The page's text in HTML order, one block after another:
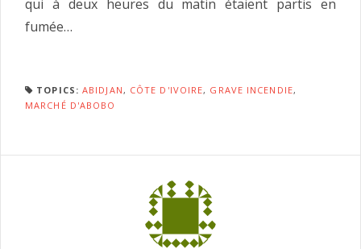
qui à deux heures du matin étaient partis en
fumée…
TOPICS: ABIDJAN, CÔTE D'IVOIRE, GRAVE INCENDIE,
MARCHÉ D'ABOBO